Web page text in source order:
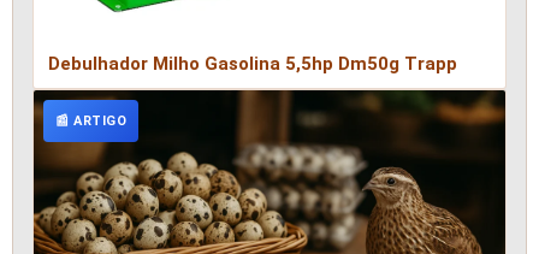
Debulhador Milho Gasolina 5,5hp Dm50g Trapp
📰 ARTIGO